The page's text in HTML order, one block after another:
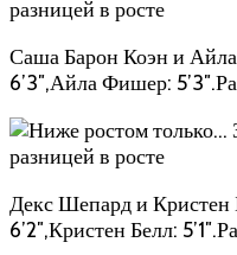
Саша Барон Коэн и
6’3″,Айла Фишер:
Декс Шепард и Кристен
6’2″,Кристен Белл: